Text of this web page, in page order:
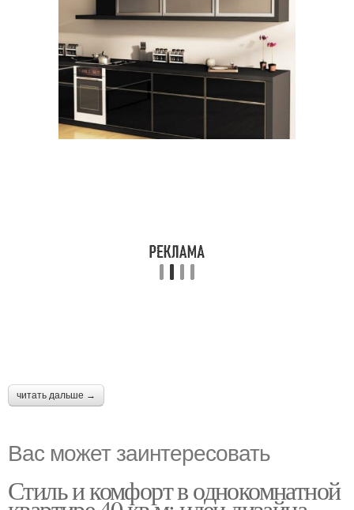
читать дальше →
Вас может заинтересовать
Стиль и комфорт в однокомнатной